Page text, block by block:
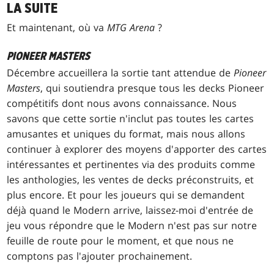
LA SUITE
Et maintenant, où vaMTG Arena ?
PIONEER MASTERS
Décembre accueillera la sortie tant attendue dePioneer
Masters, qui soutiendra presque tous les decks Pioneer
compétitifs dont nous avons connaissance. Nous
savons que cette sortie n'inclut pas toutes les cartes
amusantes et uniques du format, mais nous allons
continuer à explorer des moyens d'apporter des cartes
intéressantes et pertinentes via des produits comme
les anthologies, les ventes de decks préconstruits, et
plus encore. Et pour les joueurs qui se demandent
déjà quand le Modern arrive, laissez-moi d'entrée de
jeu vous répondre que le Modern n'est pas sur notre
feuille de route pour le moment, et que nous ne
comptons pas l'ajouter prochainement.